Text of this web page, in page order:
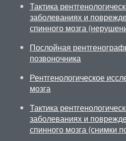
Тактика
заболеваниях и
спинного мозга
Послойная
позвоночника
Рентгенологическое
мозга
Тактика
заболеваниях и
спинного мозга (снимки